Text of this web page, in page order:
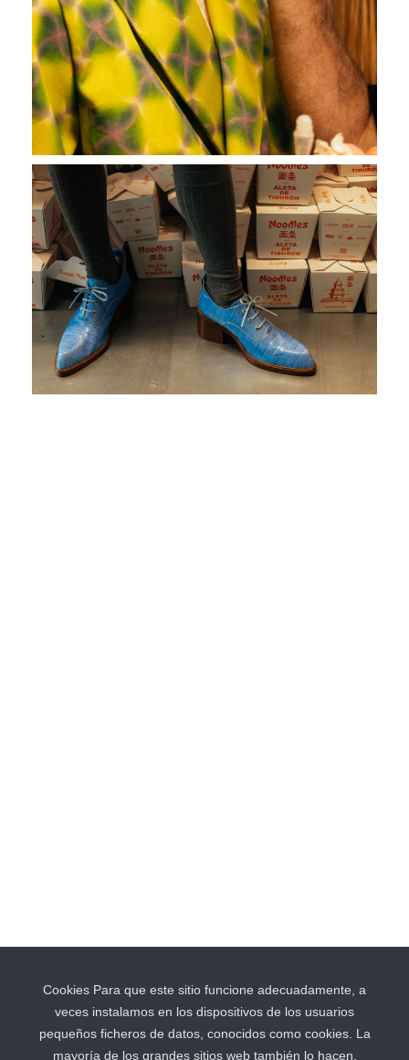
Contact
Cookies Para que este sitio funcione adecuadamente, a
veces instalamos en los dispositivos de los usuarios
pequeños ficheros de datos, conocidos como cookies. La
mayoría de los grandes sitios web también lo hacen.